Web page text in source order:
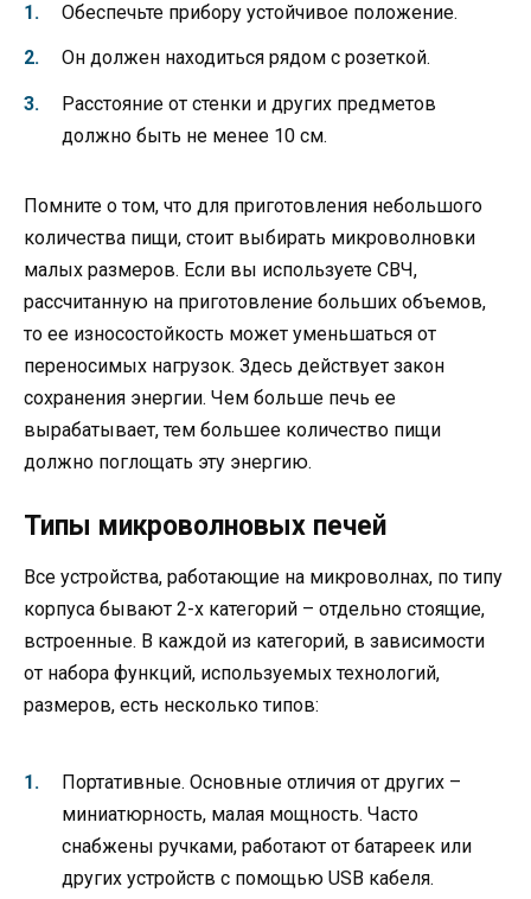
Обеспечьте прибору устойчивое положение.
Он должен находиться рядом с розеткой.
Расстояние от стенки и других предметов
должно быть не менее 10 см.
Помните о том, что для приготовления небольшого
количества пищи, стоит выбирать микроволновки
малых размеров. Если вы используете СВЧ,
рассчитанную на приготовление больших объемов,
то ее износостойкость может уменьшаться от
переносимых нагрузок. Здесь действует закон
сохранения энергии. Чем больше печь ее
вырабатывает, тем большее количество пищи
должно поглощать эту энергию.
Типы микроволновых печей
Все устройства, работающие на микроволнах, по типу
корпуса бывают 2-х категорий – отдельно стоящие,
встроенные. В каждой из категорий, в зависимости
от набора функций, используемых технологий,
размеров, есть несколько типов:
Портативные. Основные отличия от других –
миниатюрность, малая мощность. Часто
снабжены ручками, работают от батареек или
других устройств с помощью USB кабеля.